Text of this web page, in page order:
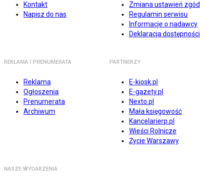
Kontakt
Napisz do nas
Zmiana ustawień zgód
Regulamin serwisu
Informacje o nadawcy
Deklaracja dostępności
REKLAMA I PRENUMERATA
Reklama
Ogłoszenia
Prenumerata
Archiwum
PARTNERZY
E-kiosk.pl
E-gazety.pl
Nexto.pl
Mała księgowość
Kancelarierp.pl
Wieści Rolnicze
Życie Warszawy
NASZE WYDARZENIA